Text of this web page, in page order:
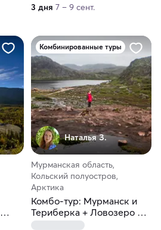
3 дня 7 – 9 сент.
Комбинированные туры
Наталья З.
Мурманская область,
Кольский полуостров,
Арктика
Комбо-тур: Мурманск и
Териберка + Ловозеро и
Кировск